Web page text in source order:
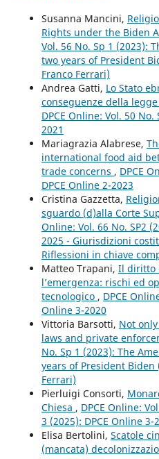
Susanna Mancini,
Rights under the Biden
Vol. 56 No. Sp 1 (2023):
two years of President
Franco Ferrari)
Andrea Gatti, Lo Stato
conseguenze della
DPCE Online: Vol. 50 No.
2021
Mariagrazia Alabrese,
international food aid
trade concerns , DPCE
DPCE Online 2-2023
Cristina Gazzetta,
sguardo (d)alla Corte
Online: Vol. 66 No. SP2
2025 - Giurisdizioni
Riflessioni in chiave
Matteo Trapani, Il diritto
l’emergenza: rischi ed
tecnologico , DPCE
Online 3-2020
Vittoria Barsotti, Not
laws and private
No. Sp 1 (2023): The
years of President
Ferrari)
Pierluigi Consorti,
Chiesa , DPCE Online:
3 (2025): DPCE Online 3-
Elisa Bertolini, Scatole
(mancata)